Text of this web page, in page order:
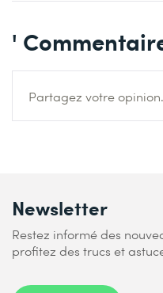
'
Partagez votre
Newsletter
Restez informé des
profitez des trucs et